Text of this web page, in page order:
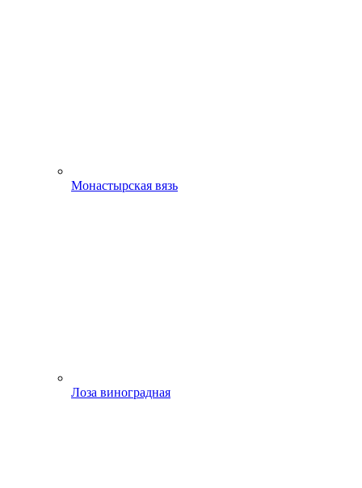
Монастырская вязь
Лоза виноградная